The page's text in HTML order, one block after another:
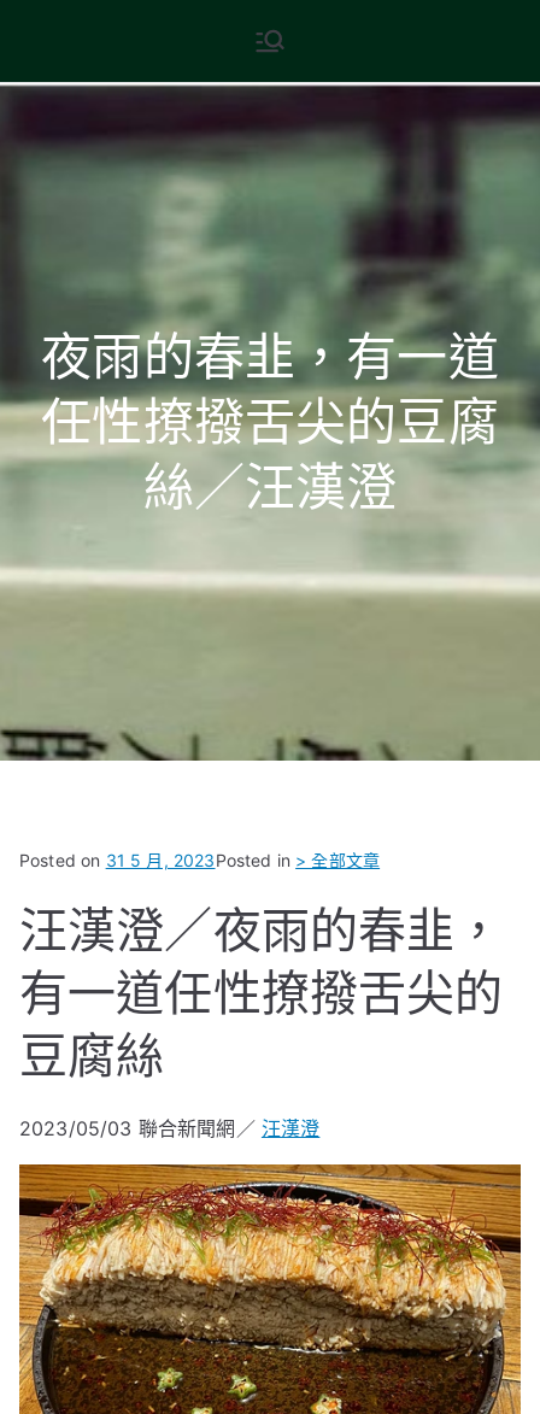
content
現代文學
地球小如鴿卵，/ 我輕輕地將它
夜雨的春韭，有一道
任性撩撥舌尖的豆腐
絲／汪漢澄
Posted on 31 5 月, 2023Posted in > 全部文章
汪漢澄／夜雨的春韭，
有一道任性撩撥舌尖的
豆腐絲
2023/05/03 聯合新聞網／ 汪漢澄